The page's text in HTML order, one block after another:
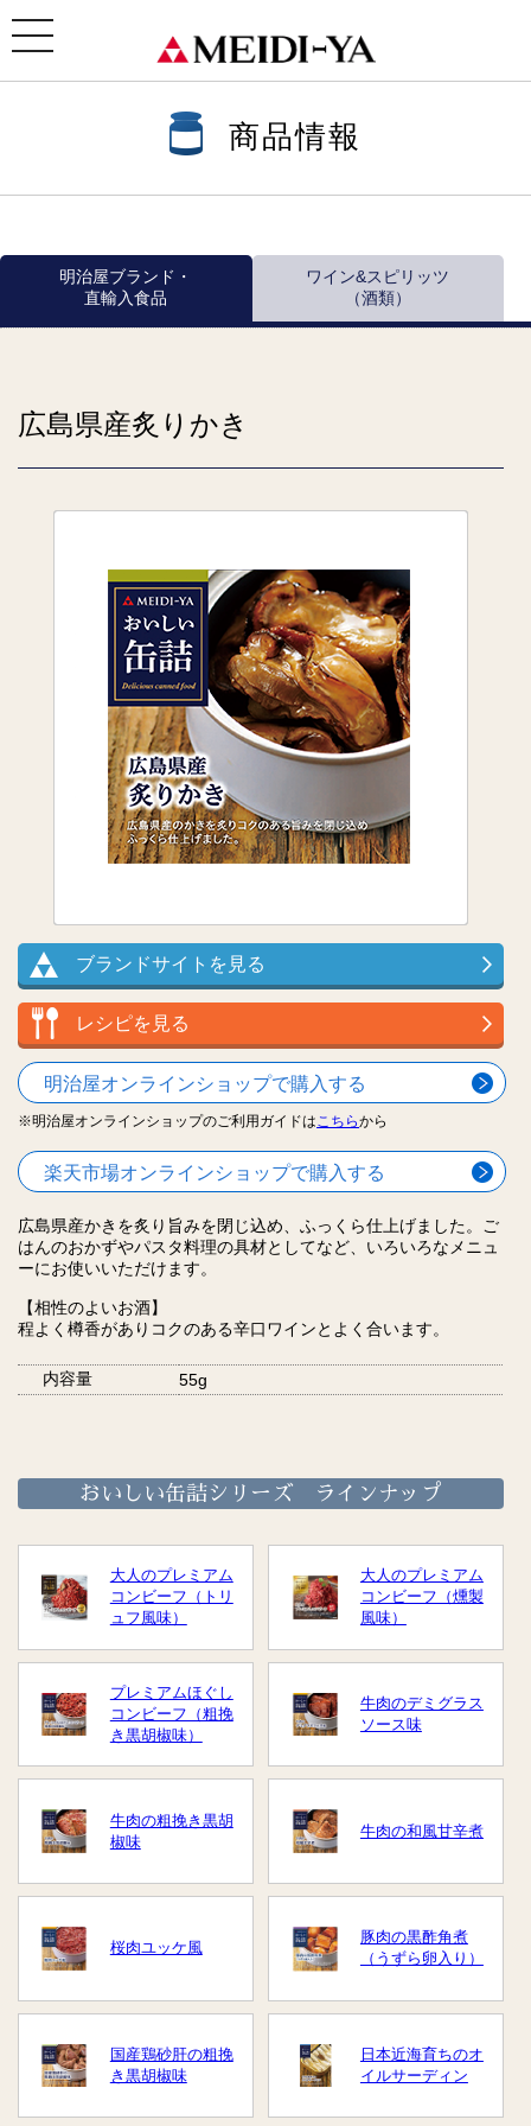
toggle
navigation
商品情報
明治屋ブランド・
直輸入食品
ワイン&スピリッツ
（酒類）
広島県産炙りかき
ブランドサイトを見る
レシピを見る
明治屋オンラインショップで購入する
※明治屋オンラインショップのご利用ガイドはこちらから
楽天市場オンラインショップで購入する
広島県産かきを炙り旨みを閉じ込め、ふっくら仕上げました。ご
はんのおかずやパスタ料理の具材としてなど、いろいろなメニュ
ーにお使いいただけます。
【相性のよいお酒】
程よく樽香がありコクのある辛口ワインとよく合います。
内容量 55g
おいしい缶詰シリーズ ラインナップ
大人のプレミアム
コンビーフ（トリ
ュフ風味）
大人のプレミアム
コンビーフ（燻製
風味）
プレミアムほぐし
コンビーフ（粗挽
き黒胡椒味）
牛肉のデミグラス
ソース味
牛肉の粗挽き黒胡
椒味
牛肉の和風甘辛煮
桜肉ユッケ風
豚肉の黒酢角煮
（うずら卵入り）
国産鶏砂肝の粗挽
き黒胡椒味
日本近海育ちのオ
イルサーディン